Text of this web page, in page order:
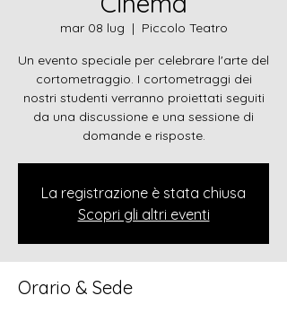
mar 08 lug
  |
Piccolo Teatro
Un evento speciale per celebrare l'arte del
cortometraggio. I cortometraggi dei
nostri studenti verranno proiettati seguiti
da una discussione e una sessione di
domande e risposte.
La registrazione è stata chiusa
Scopri gli altri eventi
Orario & Sede